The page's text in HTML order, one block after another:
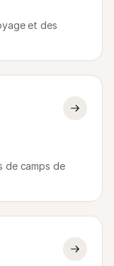
et des
de camps de
relevé bancaire
votre entreprise